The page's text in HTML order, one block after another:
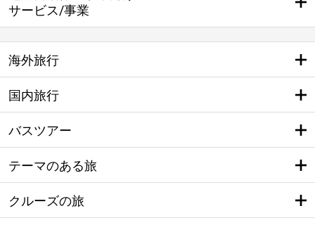
サービス/事業
海外旅行
国内旅行
バスツアー
テーマのある旅
クルーズの旅